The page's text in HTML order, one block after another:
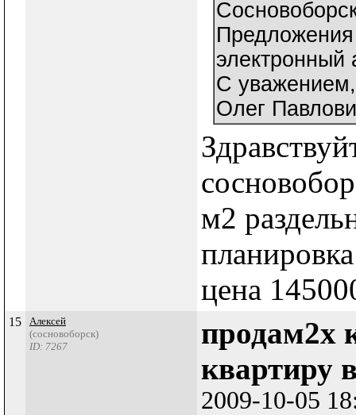
электронный
С уважением,
Олег
м2
цена
15
Алексей
(сосновоборск)
ID: 7267
продам2х
квартиру
2009-10-05